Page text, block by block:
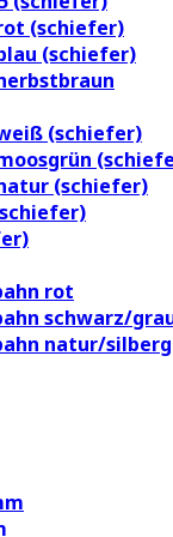
rot (schiefer)
blau (schiefer)
herbstbraun
weiß (schiefer)
moosgrün
natur (schiefer)
rot
schwarz/
natur/